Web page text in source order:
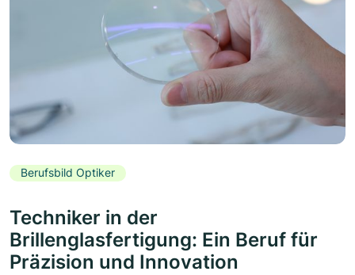
Berufsbild Optiker
Techniker in der
Brillenglasfertigung: Ein Beruf für
Präzision und Innovation